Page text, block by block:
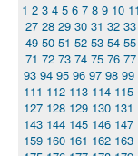
1 2 3 4 5 6 7 8 9 10 11
27 28 29 30 31 32 33
49 50 51 52 53 54 55
71 72 73 74 75 76 77
93 94 95 96 97 98 99
111 112 113 114 115
127 128 129 130 131
143 144 145 146 147
159 160 161 162 163